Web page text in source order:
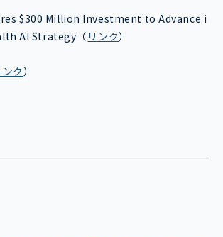
$300 Million Investment to Advance i
AI Strategy（ リンク）
ンク）